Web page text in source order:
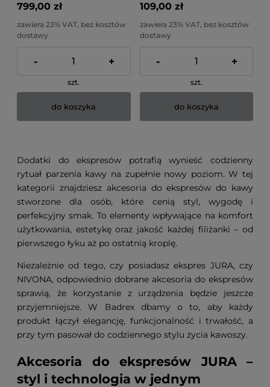
799,00 zł
zawiera 23% VAT, bez kosztów
dostawy
- +
szt.
do koszyka
109,00 zł
zawiera 23% VAT, bez kosztów
dostawy
- +
szt.
do koszyka
Dodatki do ekspresów potrafią wynieść codzienny
rytuał parzenia kawy na zupełnie nowy poziom. W tej
kategorii znajdziesz akcesoria do ekspresów do kawy
stworzone dla osób, które cenią styl, wygodę i
perfekcyjny smak. To elementy wpływające na komfort
użytkowania, estetykę oraz jakość każdej filiżanki – od
pierwszego łyku aż po ostatnią kroplę.
Niezależnie od tego, czy posiadasz ekspres JURA, czy
NIVONA, odpowiednio dobrane akcesoria do ekspresów
sprawią, że korzystanie z urządzenia będzie jeszcze
przyjemniejsze. W Badrex dbamy o to, aby każdy
produkt łączył elegancję, funkcjonalność i trwałość, a
przy tym pasował do codziennego stylu życia kawoszy.
Akcesoria do ekspresów JURA –
styl i technologia w jednym